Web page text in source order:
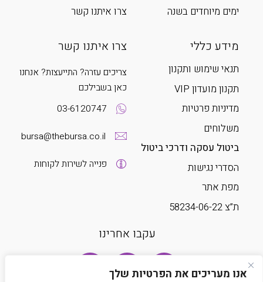
אנו מעריכים את הפרטיות שלך
ימים מיוחדים בשנה
צרו איתנו קשר
מידע כללי
תנאי שימוש ותקנון
תקנון מועדון VIP
מדיניות פרטיות
משלוחים
ביטול עסקה ודרכי ביטול
הסדרי נגישות
מפת אתר
ת”צ 58234-06-22
צרו איתנו קשר
צריכים עזרה? התייעצות? אנחנו
כאן בשבילכם
03-6120747
bursa@thebursa.co.il
פנייה לשירות לקוחות
עקבו אחרינו